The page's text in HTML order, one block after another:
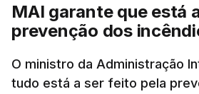
israelita, que nos últimos
de que o líder supremo iraniano
crítico na sequência do
último dia de fevereiro passado
MAI garante que está
prevenção dos
O ministro da Administração
tudo está a ser feito pela